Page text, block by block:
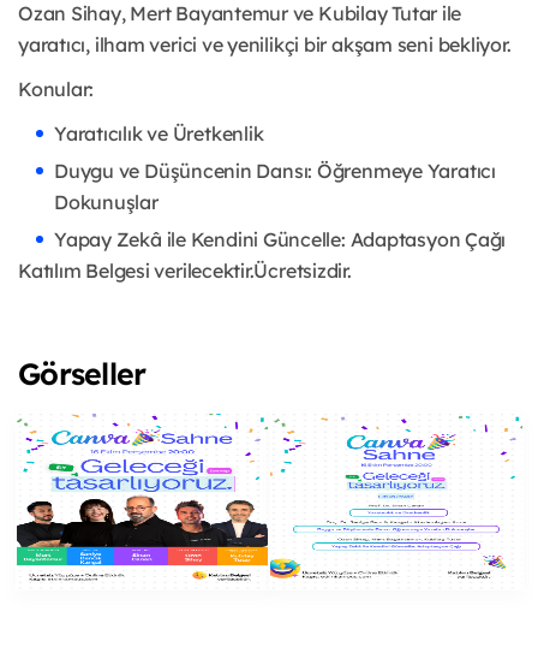
Ozan Sihay, Mert Bayantemur ve Kubilay Tutar ile
yaratıcı, ilham verici ve yenilikçi bir akşam seni bekliyor.
Konular:
Yaratıcılık ve Üretkenlik
Duygu ve Düşüncenin Dansı: Öğrenmeye Yaratıcı
Dokunuşlar
Yapay Zekâ ile Kendini Güncelle: Adaptasyon Çağı
Katılım Belgesi verilecektir.Ücretsizdir.
Görseller